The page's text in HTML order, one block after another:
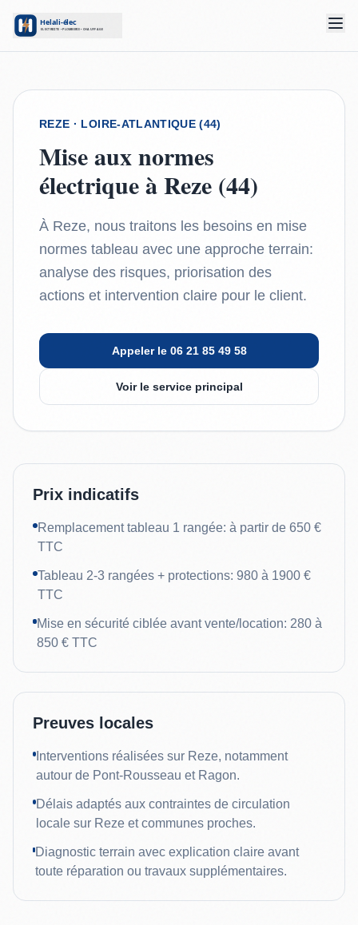
REZE · LOIRE-ATLANTIQUE (44)
Mise aux normes
électrique à Reze (44)
À Reze, nous traitons les besoins en mise
normes tableau avec une approche terrain:
analyse des risques, priorisation des
actions et intervention claire pour le client.
Appeler le 06 21 85 49 58
Voir le service principal
Prix indicatifs
Remplacement tableau 1 rangée: à partir de 650 €
TTC
Tableau 2-3 rangées + protections: 980 à 1900 €
TTC
Mise en sécurité ciblée avant vente/location: 280 à
850 € TTC
Preuves locales
Interventions réalisées sur Reze, notamment
autour de Pont-Rousseau et Ragon.
Délais adaptés aux contraintes de circulation
locale sur Reze et communes proches.
Diagnostic terrain avec explication claire avant
toute réparation ou travaux supplémentaires.